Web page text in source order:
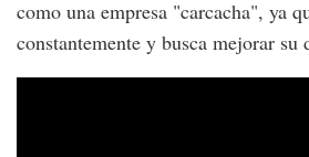
como una empresa "carcacha", ya
constantemente y busca mejorar su